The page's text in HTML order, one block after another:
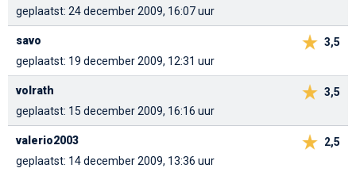
geplaatst: 24 december 2009, 16:07 uur
3,5
savo
geplaatst: 19 december 2009, 12:31 uur
3,5
volrath
geplaatst: 15 december 2009, 16:16 uur
2,5
valerio2003
geplaatst: 14 december 2009, 13:36 uur